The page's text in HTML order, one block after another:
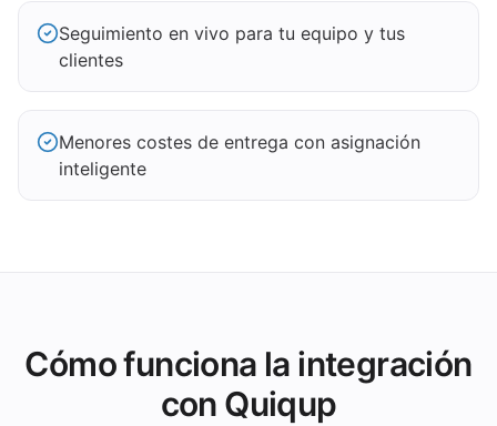
Seguimiento en vivo para tu equipo y tus
clientes
Menores costes de entrega con asignación
inteligente
Cómo funciona la integración
con Quiqup